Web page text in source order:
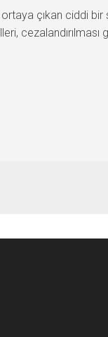
çıkan ciddi bir
cezalandırılması